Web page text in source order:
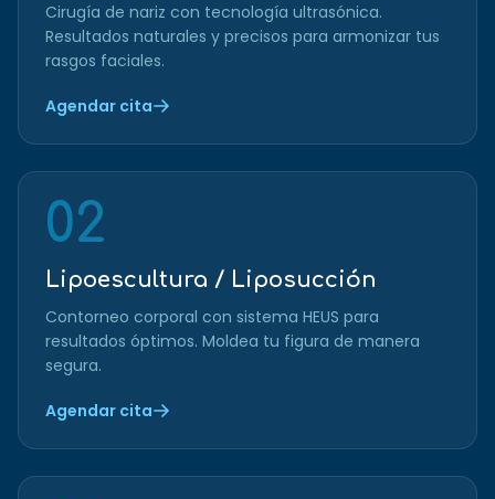
Cirugía de nariz con tecnología ultrasónica.
Resultados naturales y precisos para armonizar tus
rasgos faciales.
Agendar cita
02
Lipoescultura / Liposucción
Contorneo corporal con sistema HEUS para
resultados óptimos. Moldea tu figura de manera
segura.
Agendar cita